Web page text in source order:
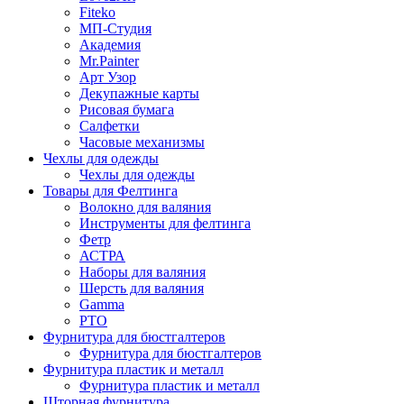
Fiteko
МП-Студия
Академия
Mr.Painter
Арт Узор
Декупажные карты
Рисовая бумага
Салфетки
Часовые механизмы
Чехлы для одежды
Чехлы для одежды
Товары для Фелтинга
Волокно для валяния
Инструменты для фелтинга
Фетр
АСТРА
Наборы для валяния
Шерсть для валяния
Gamma
РТО
Фурнитура для бюстгалтеров
Фурнитура для бюстгалтеров
Фурнитура пластик и металл
Фурнитура пластик и металл